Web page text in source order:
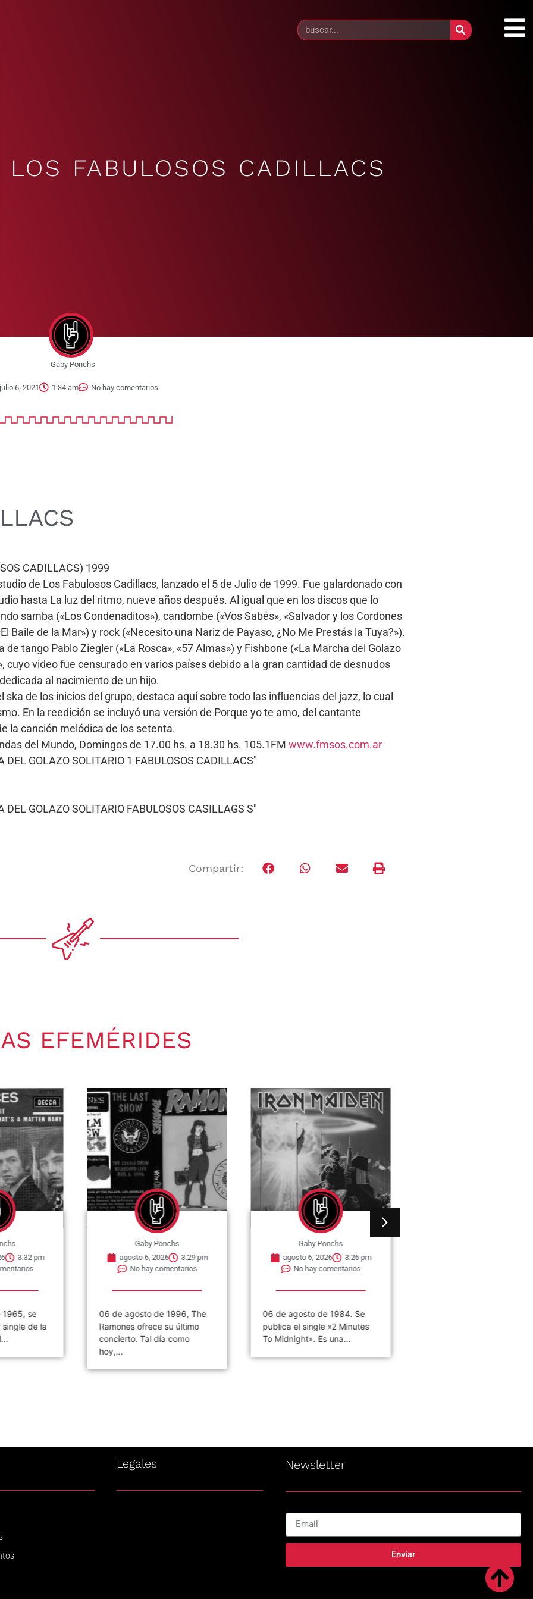
LOS FABULOSOS CADILLACS
Gaby Ponchs
julio 6, 2021 1:34 am No hay comentarios
CADILLACS) 1999
de Los Fabulosos Cadillacs, lanzado el 5 de Julio de 1999. Fue galardonado con
hasta La luz del ritmo, nueve años después. Al igual que en los discos que lo
samba («Los Condenaditos»), candombe («Vos Sabés», «Salvador y los Cordones
Baile de la Mar») y rock («Necesito una Nariz de Payaso, ¿No Me Prestás la Tuya?»).
tango Pablo Ziegler («La Rosca», «57 Almas») y Fishbone («La Marcha del Golazo
cuyo video fue censurado en varios países debido a la gran cantidad de desnudos
al nacimiento de un hijo.
de los inicios del grupo, destaca aquí sobre todo las influencias del jazz, lo cual
En la reedición se incluyó una versión de Porque yo te amo, del cantante
la canción melódica de los setenta.
del Mundo, Domingos de 17.00 hs. a 18.30 hs. 105.1FM www.fmsos.com.ar
Compartir:
EFEMÉRIDES
3:32 pm
se
de la
Gaby Ponchs
agosto 6, 2026
3:29 pm
No hay comentarios
06 de agosto de 1996, The
Ramones ofrece su último
concierto. Tal día como
hoy,...
Gaby Ponchs
agosto 6, 2026
3:26 pm
No hay comentarios
06 de agosto de 1984. Se
publica el single »2 Minutes
To Midnight». Es una...
Legales Newsletter
Enviar